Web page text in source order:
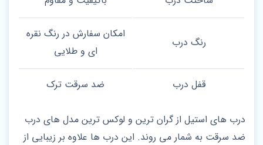
رنگ درب
امکان سفارش در رنگ نقره
ای و طلایی
قفل درب ضد سرقت ترک
درب های استیل از گران ترین و لوکس ترین مدل های درب
ضد سرقت به شمار می روند. این درب ها علاوه بر زیبایی از